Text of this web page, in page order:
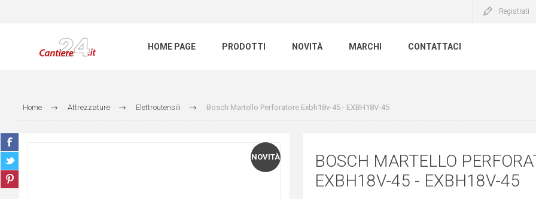
Registrati
HOME PAGE PRODOTTI NOVITÀ MARCHI CONTATTACI
Home Attrezzature Elettroutensili Bosch Martello Perforatore Exbh18v-45 - EXBH18V-45
NOVITÀ
BOSCH MARTELLO
EXBH18V-45 - EXBH18V-45